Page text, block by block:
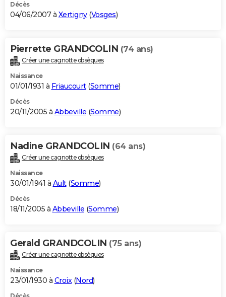
Décès
04/06/2007 à Xertigny(Vosges)
Pierrette GRANDCOLIN (74 ans)
Créer une cagnotte obsèques
Naissance
01/01/1931 à Friaucourt(Somme)
Décès
20/11/2005 à Abbeville (Somme)
Nadine GRANDCOLIN (64 ans)
Créer une cagnotte obsèques
Naissance
30/01/1941 à Ault(Somme)
Décès
18/11/2005 à Abbeville (Somme)
Gerald GRANDCOLIN (75 ans)
Créer une cagnotte obsèques
Naissance
23/01/1930 à Croix(Nord)